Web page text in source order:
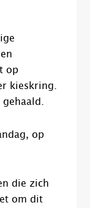
op
kieskring.
op
die zich
om dit